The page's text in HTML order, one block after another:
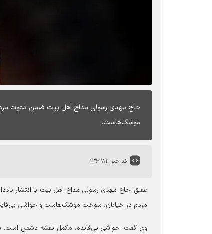
حاج مهدی رسولی مداح اهل بیت ضمن دعوت
موشک‌هاست.
کد خبر :۱۳۶۲۸۱
عقیق: حاج مهدی رسولی مداح اهل بیت با انتشار
مردم در خیابان، سوخت موشک‌هاست و حواشی
وی گفت: حواشی بی‌فایده، مکمل نقشه دشمن است.